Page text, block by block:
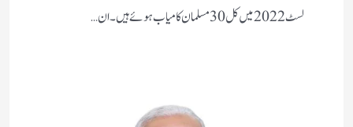
لسٹ 2022 میں کل 30 مسلمان کامیاب ہوئے ہیں۔ ان…